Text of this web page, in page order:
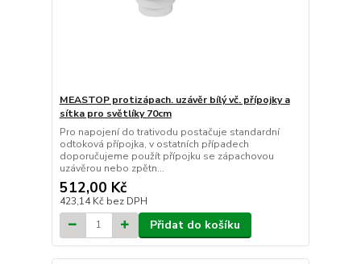
MEASTOP protizápach. uzávěr bílý vč. přípojky a
sítka pro světlíky 70cm
Pro napojení do trativodu postačuje standardní
odtoková přípojka, v ostatních případech
doporučujeme použít přípojku se zápachovou
uzávěrou nebo zpětn...
512,00 Kč
423,14 Kč bez DPH
Přidat do košíku